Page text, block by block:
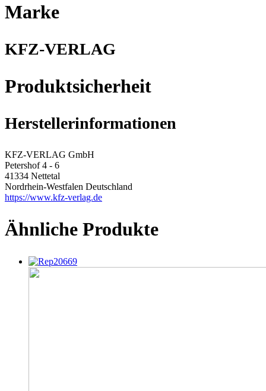
Marke
KFZ-VERLAG
Produktsicherheit
Herstellerinformationen
KFZ-VERLAG GmbH
Petershof 4 - 6
41334 Nettetal
Nordrhein-Westfalen Deutschland
https://www.kfz-verlag.de
Ähnliche Produkte